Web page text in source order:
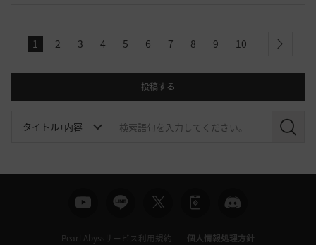
1 2 3 4 5 6 7 8 9 10 next
投稿する
検
Pearl Abyssサービス利用規約
個人情報処理方針